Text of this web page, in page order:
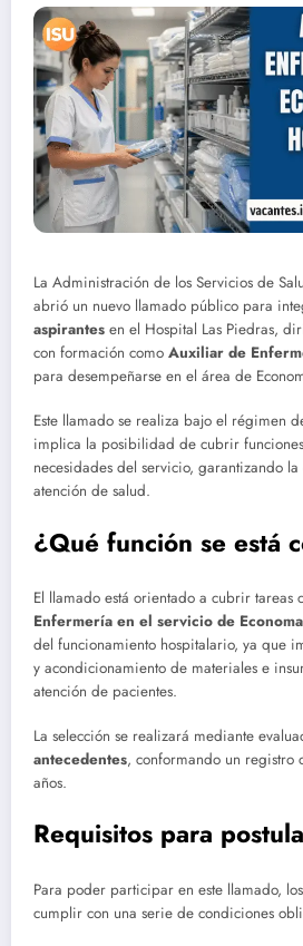
La Administración de los Servicios de
abrió un nuevo llamado público para
aspirantes en el Hospital Las Piedras,
con formación como Auxiliar de
para desempeñarse en el área de
Este llamado se realiza bajo el régimen
implica la posibilidad de cubrir
necesidades del servicio, garantizando
atención de salud.
¿Qué función se está
El llamado está orientado a cubrir tareas
Enfermería en el servicio de
del funcionamiento hospitalario, ya que
y acondicionamiento de materiales e
atención de pacientes.
La selección se realizará mediante
antecedentes, conformando un registro
años.
Requisitos para
Para poder participar en este llamado,
cumplir con una serie de condiciones